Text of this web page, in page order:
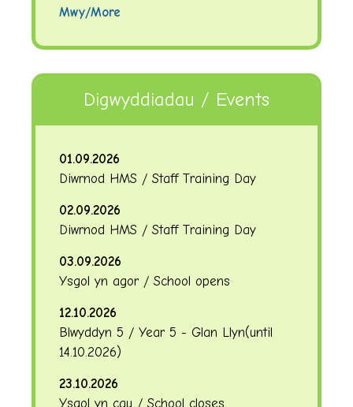
Mwy/More
Digwyddiadau / Events
01.09.2026
Diwrnod HMS / Staff Training Day
02.09.2026
Diwrnod HMS / Staff Training Day
03.09.2026
Ysgol yn agor / School opens
12.10.2026
Blwyddyn 5 / Year 5 - Glan Llyn(until
14.10.2026)
23.10.2026
Ysgol yn cau / School closes